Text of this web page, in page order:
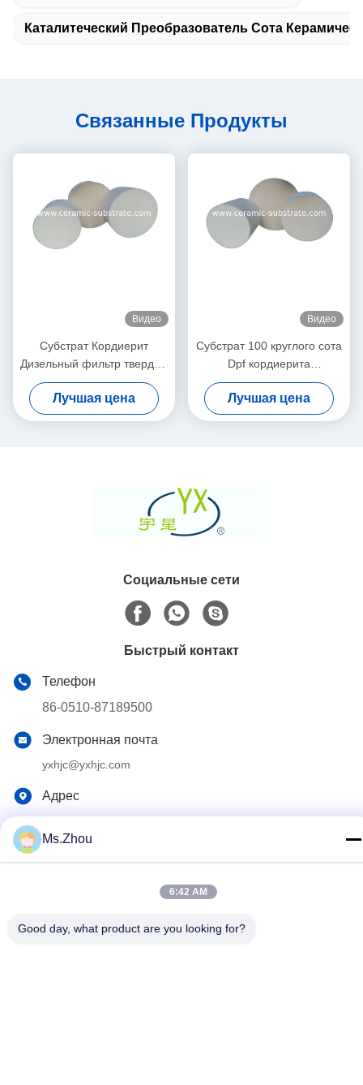
Каталитеческий Преобразователь Сота
Связанные Продукты
Видео
Субстрат Кордиерит
Дизельный фильтр твердых
частиц Белый высокая
пористость
Лучшая цена
Видео
Субстрат 100 круглого сота
Dpf кордиерита
керамический плотность
200 клеток CPSI
Лучшая цена
Социальные сети
Быстрый контакт
Телефон
86-0510-87189500
Электронная почта
yxhjc@yxhjc.com
Адрес
Городок Dingshu, город Исина, провинция Цзянсу
Китай Хорошее качество Керамические носители Поставщик.
Ms.Zhou
6:42 AM
Good day, what product are you looking for?